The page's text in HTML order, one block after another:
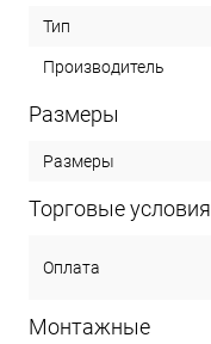
Тип
Производитель
Размеры
Размеры
Торговые условия
Оплата
Монтажные